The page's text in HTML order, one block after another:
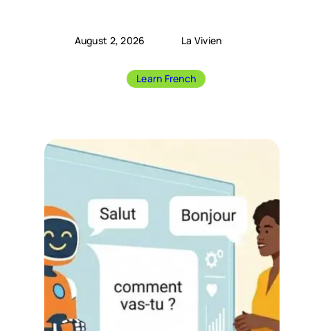
August 2, 2026 La Vivien
Learn French